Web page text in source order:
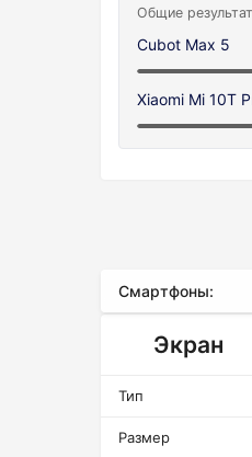
Общие
Cubot Max 5
Xiaomi Mi 10T
Смартфоны:
Экран
Тип
Размер